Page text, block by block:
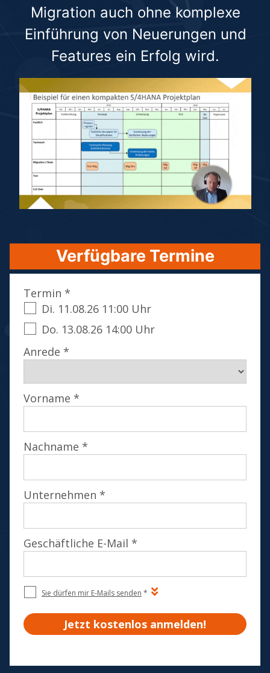
Migration auch ohne komplexe
Einführung von Neuerungen und
Features ein Erfolg wird.
Verfügbare Termine